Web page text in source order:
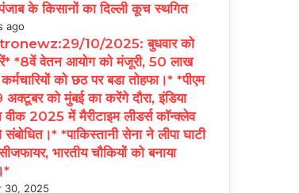
के किसानों का दिल्ली कूच स्थगित
ago
10/2025: बुधवार को
*8वें वेतन आयोग को मंजूरी, 50 लाख
को छठ पर बडा तोहफा।* *पीएम
अक्टूबर को मुंबई का करेंगे दौरा, इंडिया
वीक 2025 में मैरीटाइम लीडर्स कॉन्क्लेव
*पाकिस्तानी सेना ने लीपा घाटी
भारतीय चौकियों को बनाया
30, 2025